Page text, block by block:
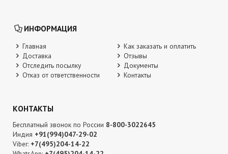
ИНФОРМАЦИЯ
Главная
Как заказать и оплатить
Доставка
Отзывы
Отследить посылку
Документы
Отказ от ответственности
Контакты
КОНТАКТЫ
Бесплатный звонок по России 8-800-3022645
Индия +91(994)047-29-02
Viber: +7(495)204-14-22